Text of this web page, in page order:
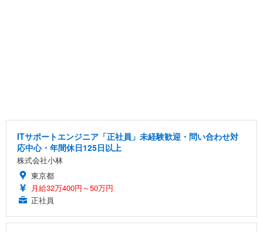
ITサポートエンジニア「正社員」未経験歓迎・問い合わせ対
応中心・年間休日125日以上
株式会社小林
東京都
月給32万400円～50万円
正社員